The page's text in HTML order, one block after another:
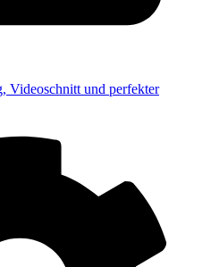
Videoschnitt und perfekter